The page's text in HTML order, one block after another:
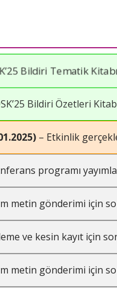
Bildiri Tematik Kitabı
Bildiri Özetleri
– Etkinlik
programı
metin gönderimi için
ve kesin kayıt için
metin gönderimi için